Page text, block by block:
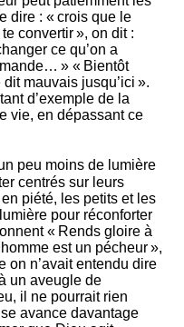
dire : « crois que le
convertir », on dit :
ce qu’on a
» « Bientôt
mauvais jusqu’ici ».
d’exemple de la
vie, en dépassant ce
peu moins de lumière
centrés sur leurs
piété, les petits et les
pour réconforter
« Rends gloire à
est un pécheur »,
on n’avait entendu dire
un aveugle de
il ne pourrait rien
avance davantage